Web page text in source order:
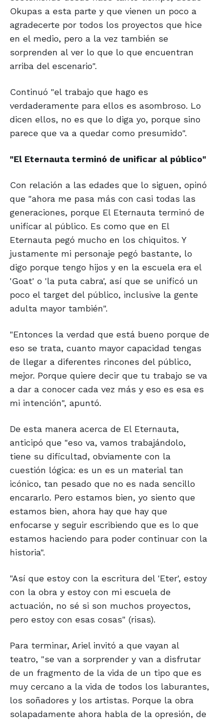
Okupas a esta parte y que vienen un poco a
agradecerte por todos los proyectos que hice
en el medio, pero a la vez también se
sorprenden al ver lo que lo que encuentran
arriba del escenario".
Continuó "el trabajo que hago es
verdaderamente para ellos es asombroso. Lo
dicen ellos, no es que lo diga yo, porque sino
parece que va a quedar como presumido".
"El Eternauta terminó de unificar al público"
Con relación a las edades que lo siguen, opinó
que "ahora me pasa más con casi todas las
generaciones, porque El Eternauta terminó de
unificar al público. Es como que en El
Eternauta pegó mucho en los chiquitos. Y
justamente mi personaje pegó bastante, lo
digo porque tengo hijos y en la escuela era el
'Goat' o 'la puta cabra', así que se unificó un
poco el target del público, inclusive la gente
adulta mayor también".
"Entonces la verdad que está bueno porque de
eso se trata, cuanto mayor capacidad tengas
de llegar a diferentes rincones del público,
mejor. Porque quiere decir que tu trabajo se va
a dar a conocer cada vez más y eso es esa es
mi intención", apuntó.
De esta manera acerca de El Eternauta,
anticipó que "eso va, vamos trabajándolo,
tiene su dificultad, obviamente con la
cuestión lógica: es un es un material tan
icónico, tan pesado que no es nada sencillo
encararlo. Pero estamos bien, yo siento que
estamos bien, ahora hay que hay que
enfocarse y seguir escribiendo que es lo que
estamos haciendo para poder continuar con la
historia".
"Así que estoy con la escritura del 'Eter', estoy
con la obra y estoy con mi escuela de
actuación, no sé si son muchos proyectos,
pero estoy con esas cosas" (risas).
Para terminar, Ariel invitó a que vayan al
teatro, "se van a sorprender y van a disfrutar
de un fragmento de la vida de un tipo que es
muy cercano a la vida de todos los laburantes,
los soñadores y los artistas. Porque la obra
solapadamente ahora habla de la opresión, de